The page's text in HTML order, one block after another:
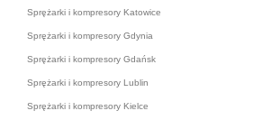
Sprężarki i kompresory Katowice
Sprężarki i kompresory Gdynia
Sprężarki i kompresory Gdańsk
Sprężarki i kompresory Lublin
Sprężarki i kompresory Kielce